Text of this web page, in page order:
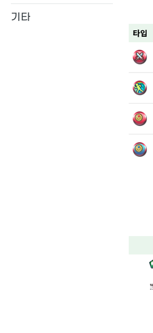
기타
타입